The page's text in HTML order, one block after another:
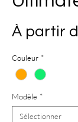
À partir
Couleur *
Modèle *